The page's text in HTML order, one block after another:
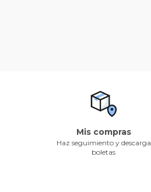
Mis compras
Haz seguimiento y descarga
boletas